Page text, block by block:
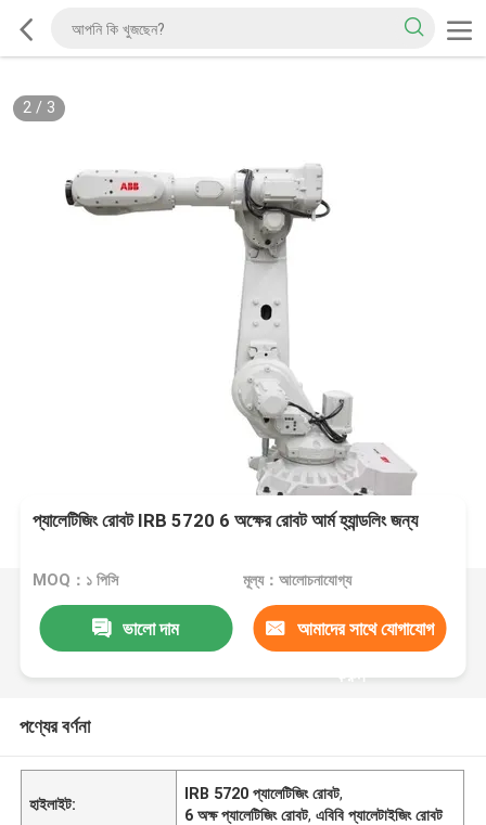
2/ 3
প্যালেটিজিং রোবট IRB 5720 6 অক্ষের রোবট আর্ম হ্যান্ডলিং জন্য
MOQ：১ পিসি মূল্য：আলোচনাযোগ্য
ভালো দাম আমাদের সাথে যোগাযোগ
করুন
পণ্যের বর্ণনা
হাইলাইট:
IRB 5720 প্যালেটিজিং রোবট,
6 অক্ষ প্যালেটিজিং রোবট,এবিবি প্যালেটাইজিং রোবট